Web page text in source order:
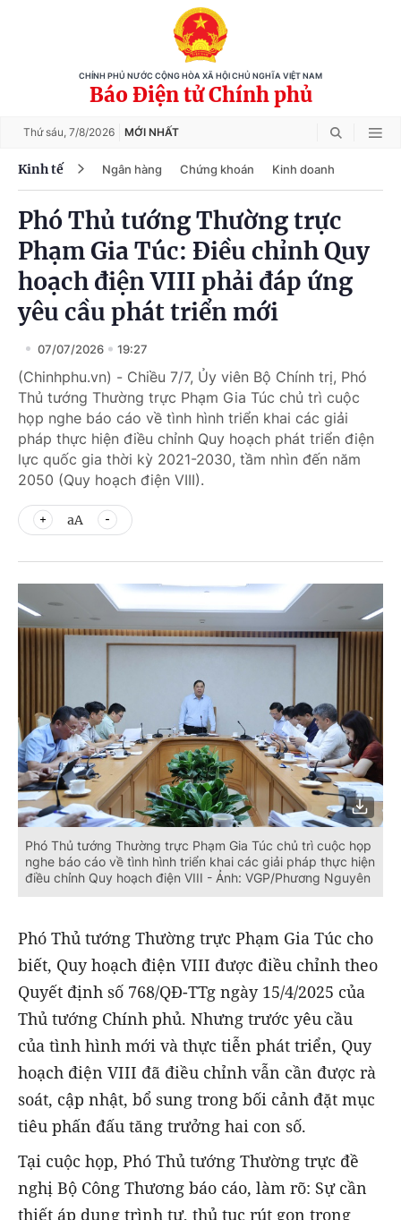
CHÍNH PHỦ NƯỚC CỘNG HÒA XÃ HỘI CHỦ NGHĨA VIỆT NAM
Báo Điện tử Chính phủ
Thứ sáu, 7/8/2026 MỚI NHẤT
Kinh tế Ngân hàng Chứng khoán Kinh doanh
Phó Thủ tướng Thường trực
Phạm Gia Túc: Điều chỉnh Quy
hoạch điện VIII phải đáp ứng
yêu cầu phát triển mới
07/07/2026 19:27
(Chinhphu.vn) - Chiều 7/7, Ủy viên Bộ Chính trị, Phó
Thủ tướng Thường trực Phạm Gia Túc chủ trì cuộc
họp nghe báo cáo về tình hình triển khai các giải
pháp thực hiện điều chỉnh Quy hoạch phát triển điện
lực quốc gia thời kỳ 2021-2030, tầm nhìn đến năm
2050 (Quy hoạch điện VIII).
aA
Phó Thủ tướng Thường trực Phạm Gia Túc chủ trì cuộc họp
nghe báo cáo về tình hình triển khai các giải pháp thực hiện
điều chỉnh Quy hoạch điện VIII - Ảnh: VGP/Phương Nguyên
Phó Thủ tướng Thường trực Phạm Gia Túc cho
biết, Quy hoạch điện VIII được điều chỉnh theo
Quyết định số 768/QĐ-TTg ngày 15/4/2025 của
Thủ tướng Chính phủ. Nhưng trước yêu cầu
của tình hình mới và thực tiễn phát triển, Quy
hoạch điện VIII đã điều chỉnh vẫn cần được rà
soát, cập nhật, bổ sung trong bối cảnh đặt mục
tiêu phấn đấu tăng trưởng hai con số.
Tại cuộc họp, Phó Thủ tướng Thường trực đề
nghị Bộ Công Thương báo cáo, làm rõ: Sự cần
thiết áp dụng trình tự, thủ tục rút gọn trong